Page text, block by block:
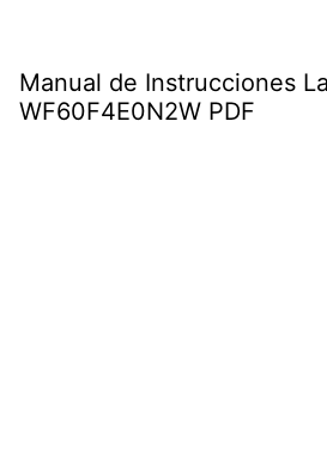
Manual de Instrucciones
WF60F4E0N2W PDF